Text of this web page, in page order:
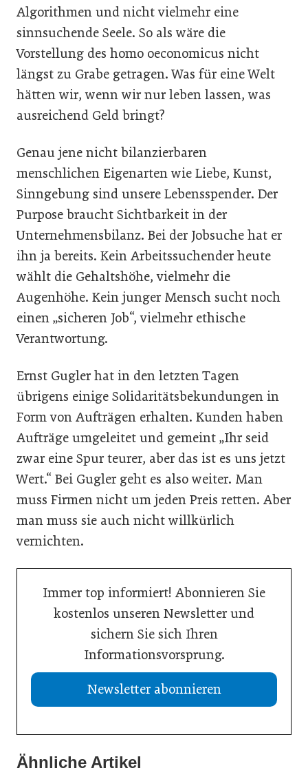
Algorithmen und nicht vielmehr eine
sinnsuchende Seele. So als wäre die
Vorstellung des homo oeconomicus nicht
längst zu Grabe getragen. Was für eine Welt
hätten wir, wenn wir nur leben lassen, was
ausreichend Geld bringt?
Genau jene nicht bilanzierbaren
menschlichen Eigenarten wie Liebe, Kunst,
Sinngebung sind unsere Lebensspender. Der
Purpose braucht Sichtbarkeit in der
Unternehmensbilanz. Bei der Jobsuche hat er
ihn ja bereits. Kein Arbeitssuchender heute
wählt die Gehaltshöhe, vielmehr die
Augenhöhe. Kein junger Mensch sucht noch
einen „sicheren Job“, vielmehr ethische
Verantwortung.
Ernst Gugler hat in den letzten Tagen
übrigens einige Solidaritätsbekundungen in
Form von Aufträgen erhalten. Kunden haben
Aufträge umgeleitet und gemeint „Ihr seid
zwar eine Spur teurer, aber das ist es uns jetzt
Wert.“ Bei Gugler geht es also weiter. Man
muss Firmen nicht um jeden Preis retten. Aber
man muss sie auch nicht willkürlich
vernichten.
Immer top informiert! Abonnieren Sie
kostenlos unseren Newsletter und
sichern Sie sich Ihren
Informationsvorsprung.
Newsletter abonnieren
Ähnliche Artikel
21. Juli 2026